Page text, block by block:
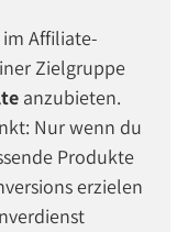
Affiliate-
Zielgruppe
anzubieten.
Nur wenn du
Produkte
erzielen